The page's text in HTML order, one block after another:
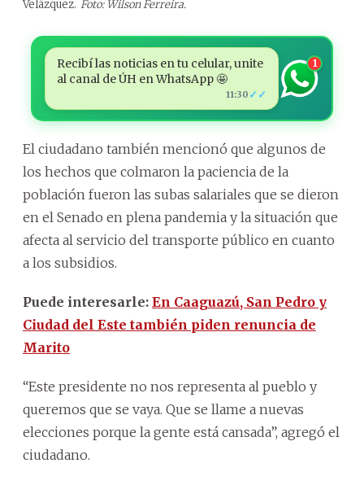
Velázquez. Foto: Wilson Ferreira.
Recibí las noticias en tu celular, unite
al canal de ÚH en WhatsApp 🤩
11:30 ✓✓
1
El ciudadano también mencionó que algunos de
los hechos que colmaron la paciencia de la
población fueron las subas salariales que se dieron
en el Senado en plena pandemia y la situación que
afecta al servicio del transporte público en cuanto
a los subsidios.
Puede interesarle: En Caaguazú, San Pedro y
Ciudad del Este también piden renuncia de
Marito
“Este presidente no nos representa al pueblo y
queremos que se vaya. Que se llame a nuevas
elecciones porque la gente está cansada”, agregó el
ciudadano.